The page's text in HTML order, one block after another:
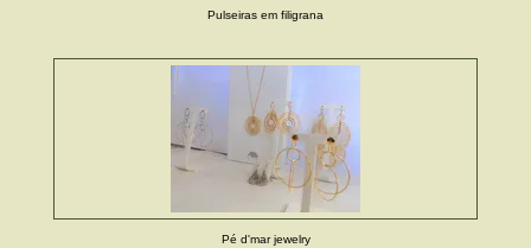
Pulseiras em filigrana
Pé d'mar jewelry